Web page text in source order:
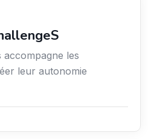
accompagne les
leur autonomie